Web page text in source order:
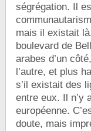
ségrégation. Il
mais il existait
boulevard de
arabes d’un
l’autre, et plus
s’il existait des
entre eux. Il n’y
européenne.
doute, mais